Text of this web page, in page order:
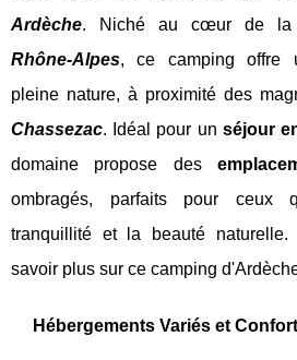
Ardèche. Niché au cœur de la
Rhône-Alpes, ce camping offre
pleine nature, à proximité des
Chassezac. Idéal pour un séjour
domaine propose des
ombragés, parfaits pour ceux
tranquillité et la beauté naturelle.
savoir plus sur ce camping
Hébergements Variés et